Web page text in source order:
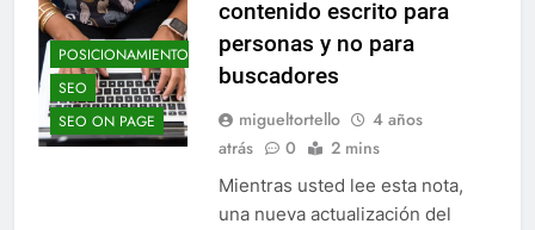
POSICIONAMIENTO
SEO
SEO ON PAGE
contenido escrito para
personas y no para
buscadores
migueltortello
4 años
atrás
0 2 mins
Mientras usted lee esta nota,
una nueva actualización del